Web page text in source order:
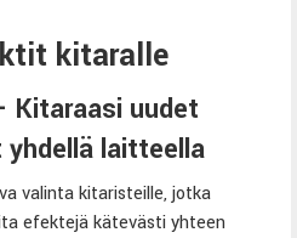
kitaralle
Kitaraasi uudet
laitteella
valinta kitaristeille, jotka
efektejä kätevästi yhteen